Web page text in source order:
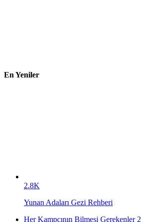
En Yeniler
2.8K
Yunan Adaları Gezi Rehberi
Her Kampçının Bilmesi Gerekenler 2